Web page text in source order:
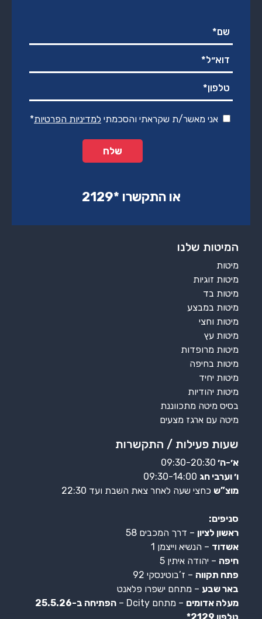
אני מאשר/ת שקראתי והסכמתי למדיניות הפרטיות*
או התקשרו ‏*2129‏
המיטות שלנו
מיטות
מיטות זוגיות
מיטות בד
מיטות במבצע
מיטות וחצי
מיטות עץ
מיטות מרופדות
מיטות בחיפה
מיטות יחיד
מיטות יהודיות
בסיס מיטה מתכווננת
מיטה עם ארגז מצעים
שעות פעילות / התקשרות
א׳-ה׳ 09:30-20:30
ו׳ וערבי חג
מוצ”ש כחצי שעה לאחר צאת השבת ועד 22:30
סניפים:
ראשון לציון – דרך המכבים 58
אשדוד – הנשיא וייצמן 1
חיפה – יהודה איתין 5
פתח תקווה – ז’בוטינסקי 92
באר שבע – מתחם ישפרו פלאנט
מעלה אדומים – מתחם Dcity –
הפתיחה ב-25.5.26
טלפון 2129*